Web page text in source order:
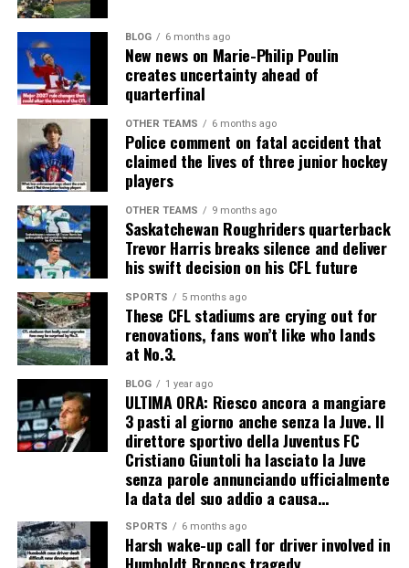
BLOG 6 months ago
New news on Marie-Philip Poulin
creates uncertainty ahead of
quarterfinal
OTHER TEAMS 6 months ago
Police comment on fatal accident that
claimed the lives of three junior hockey
players
OTHER TEAMS 9 months ago
Saskatchewan Roughriders quarterback
Trevor Harris breaks silence and deliver
his swift decision on his CFL future
SPORTS 5 months ago
These CFL stadiums are crying out for
renovations, fans won’t like who lands
at No.3.
BLOG 1 year ago
ULTIMA ORA: Riesco ancora a mangiare
3 pasti al giorno anche senza la Juve. Il
direttore sportivo della Juventus FC
Cristiano Giuntoli ha lasciato la Juve
senza parole annunciando ufficialmente
la data del suo addio a causa…
SPORTS 6 months ago
Harsh wake-up call for driver involved in
Humboldt Broncos tragedy